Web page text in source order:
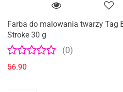
Farba do malowania twarzy Tag
Stroke 30 g
(0)
56.90